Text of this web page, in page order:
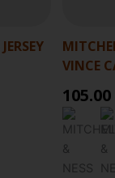
VINCE
105.00